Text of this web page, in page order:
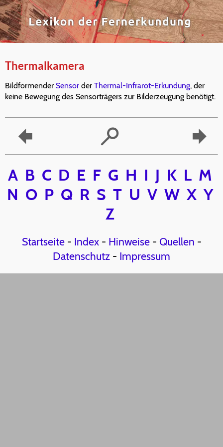
Thermalkamera
Bildformender Sensor der Thermal-Infrarot-Erkundung, der
keine Bewegung des Sensorträgers zur Bilderzeugung benötigt.
A B C D E F G H I J K L M
N O P Q R S T U V W X Y
Z
Startseite- Index- Hinweise- Quellen -
Datenschutz - Impressum